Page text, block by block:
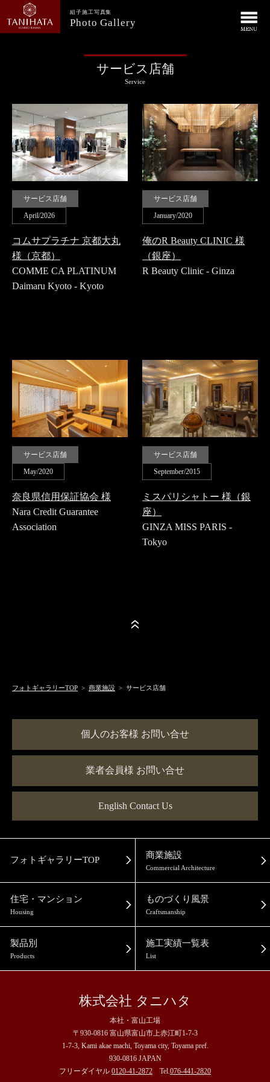
組子施工写真集
Photo Gallery
サービス店舗
Service
サービス店舗
April/2026
コムサプラチナ 京都大丸
様（京都）
COMME CA PLATINUM
Daimaru Kyoto - Kyoto
サービス店舗
January/2020
俺のR Beauty CLINIC 様
（銀座）
R Beauty Clinic - Ginza
サービス店舗
May/2020
奈良県信用保証協会 様
Nara Credit Guarantee
Association
サービス店舗
September/2015
ミスパリシャトー 様（銀
座）
GINZA MISS PARIS -
Tokyo
フォトギャラリーTOP > 商業施設 > サービス店舗
個人のお客様 お問い合せ
業者会員様 お問い合せ
English Contact Us
フォトギャラリーTOP 商業施設
Commercial Architecture
住宅・マンション
Housing
ものづくり風景
Craftsmanship
製品別
Products
施工実績一覧表
List
株式会社 タニハタ
本社・富山工場
〒930-0816 富山県富山市上赤江町1-7-3
1-7-3, Kami akae machi, Toyama city, Toyama pref.
930-0816 JAPAN
フリーダイヤル 0120-41-2872 Tel.076-441-2820